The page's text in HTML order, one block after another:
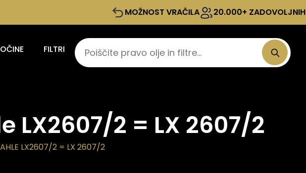
MOŽNOST VRAČILA 20.000+ ZADOVOLJNIH
FILTRI
LX2607/2 = LX 2607/2
LX2607/2 = LX 2607/2